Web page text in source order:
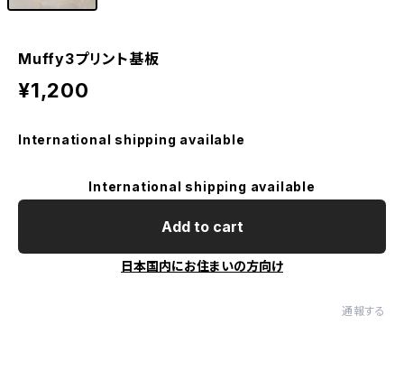
Muffy3プリント基板
¥1,200
International shipping available
International shipping available
Add to cart
日本国内にお住まいの方向け
通報する